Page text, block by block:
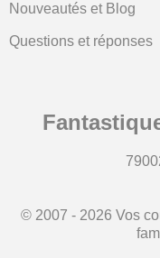
Nouveautés et Blog
Questions et réponses
© 2007 - 2026 Vos